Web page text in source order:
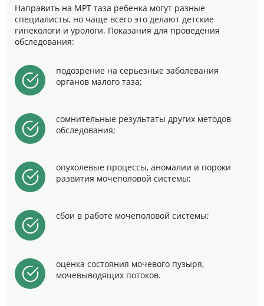
Направить на МРТ таза ребенка могут разные
специалисты, но чаще всего это делают детские
гинекологи и урологи. Показания для проведения
обследования:
подозрение на серьезные заболевания
органов малого таза;
сомнительные результаты других методов
обследования;
опухолевые процессы, аномалии и пороки
развития мочеполовой системы;
сбои в работе мочеполовой системы;
оценка состояния мочевого пузыря,
мочевыводящих потоков.